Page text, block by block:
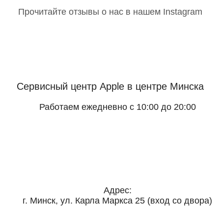
Прочитайте отзывы о нас в нашем Instagram
Сервисный центр Appleв центре Минска
Работаем ежедневно с 10:00 до 20:00
Адрес:
г. Минск, ул. Карла Маркса 25 (вход со двора)